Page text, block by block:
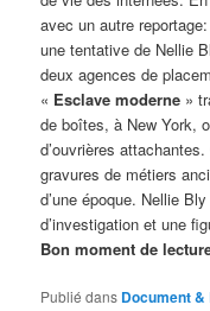
avec un autre
une tentative de Nellie
deux agences de
« Esclave moderne »
de boîtes, à New York,
d’ouvrières
gravures de métiers
d’une époque. Nellie
d’investigation et une
Bon moment de
Publié dans Document &